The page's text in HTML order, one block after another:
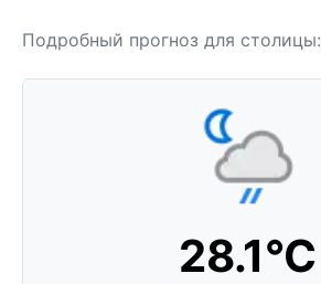
Подробный прогноз для столицы:
28.1°C